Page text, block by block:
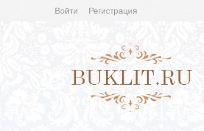
Войти Регистрация